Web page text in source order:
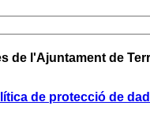
de l'Ajuntament de
de protecció de